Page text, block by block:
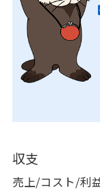
収支
売上/コスト/利